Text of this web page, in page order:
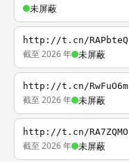
未屏蔽
http://t.cn/RAPbteQ
截至 2026 年 未屏蔽
http://t.cn/RwFuO6m
截至 2026 年 未屏蔽
http://t.cn/RA7ZQMO
截至 2026 年 未屏蔽